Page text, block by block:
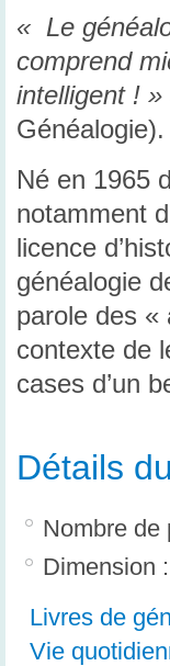
« Le
comprend
intelligent ! »
Généalogie).
Né en 1965
notamment
licence
généalogie
parole des «
contexte de
cases d’un
Détails
Nombre de
Dimension
Livres de
Vie